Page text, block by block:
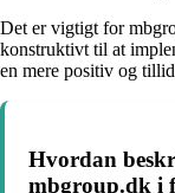
Det er vigtigt for
konstruktivt til at
en mere positiv og
Hvordan
mbgroup.dk i